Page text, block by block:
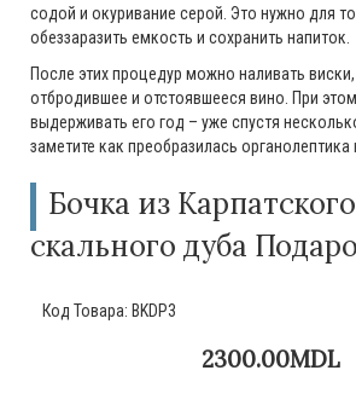
содой и окуривание серой. Это нужно для
обеззаразить емкость и сохранить напиток.
После этих процедур можно наливать
отбродившее и отстоявшееся вино. При
выдерживать его год – уже спустя
заметите как преобразилась органолептика
Бочка из Карпатского
скального дуба
Код Товара: BKDP3
2300.00MDL